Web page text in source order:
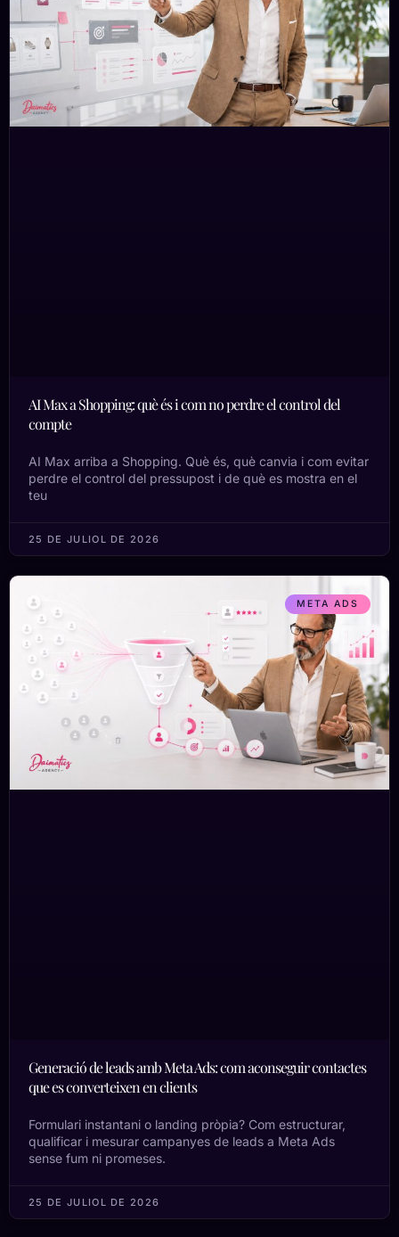
AI Max a Shopping: què és i com no perdre el control del
compte
AI Max arriba a Shopping. Què és, què canvia i com evitar
perdre el control del pressupost i de què es mostra en el
teu
25 DE JULIOL DE 2026
META ADS
Generació de leads amb Meta Ads: com aconseguir contactes
que es converteixen en clients
Formulari instantani o landing pròpia? Com estructurar,
qualificar i mesurar campanyes de leads a Meta Ads
sense fum ni promeses.
25 DE JULIOL DE 2026